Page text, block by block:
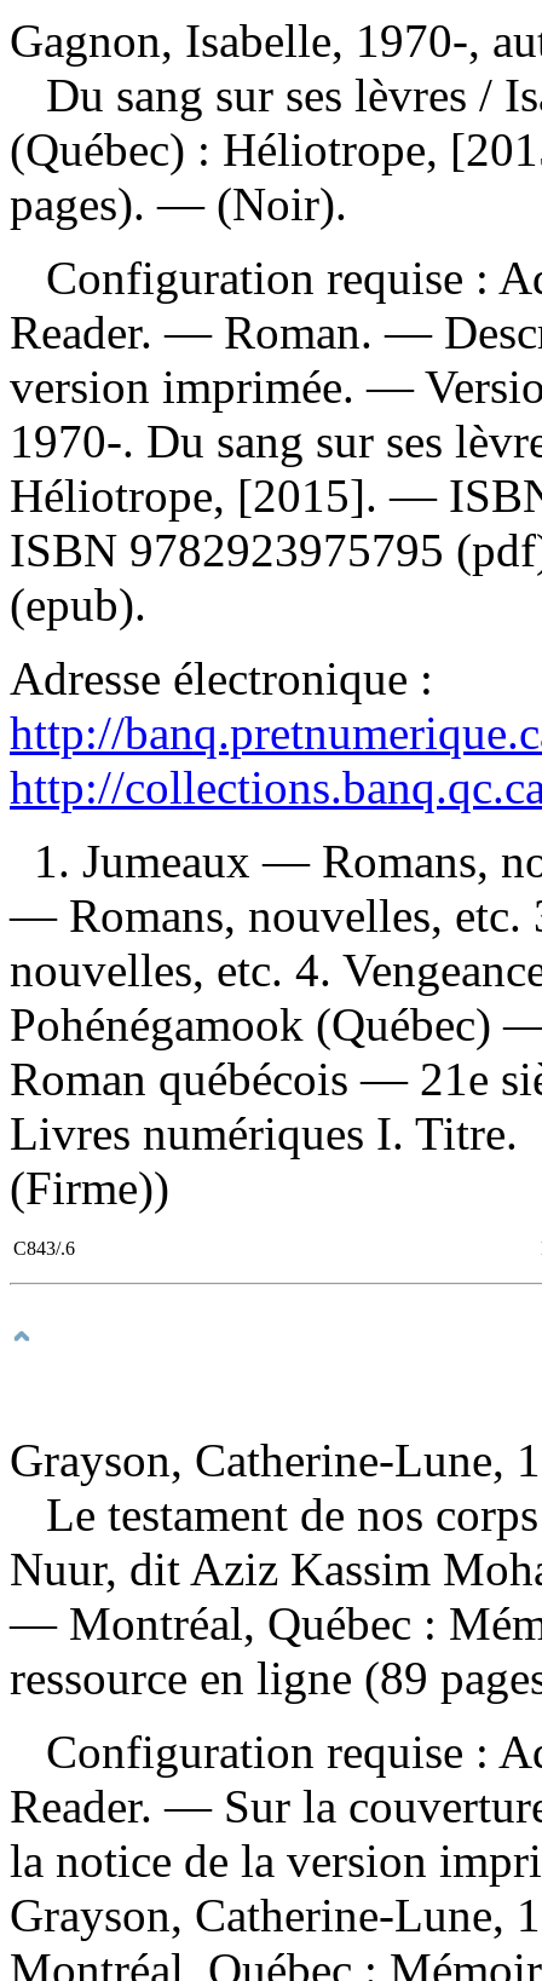
Gagnon, Isabelle, 1970-,
Du sang sur ses lèvres /
(Québec) : Héliotrope,
pages). — (Noir).
Configuration requise :
Reader. — Roman. —
version imprimée. —
1970-. Du sang sur ses
Héliotrope, [2015]. —
ISBN 9782923975795
(epub).
Adresse électronique :
http://
http://
1. Jumeaux — Romans,
— Romans, nouvelles, etc.
nouvelles, etc. 4.
Pohénégamook (Québec)
Roman québécois — 21e
Livres numériques I.
(Firme))
C843/.6
Grayson, Catherine-Lune,
Le testament de nos
Nuur, dit Aziz Kassim
— Montréal, Québec :
ressource en ligne (89
Configuration requise :
Reader. — Sur la
la notice de la version
Grayson, Catherine-Lune,
Montréal, Québec :